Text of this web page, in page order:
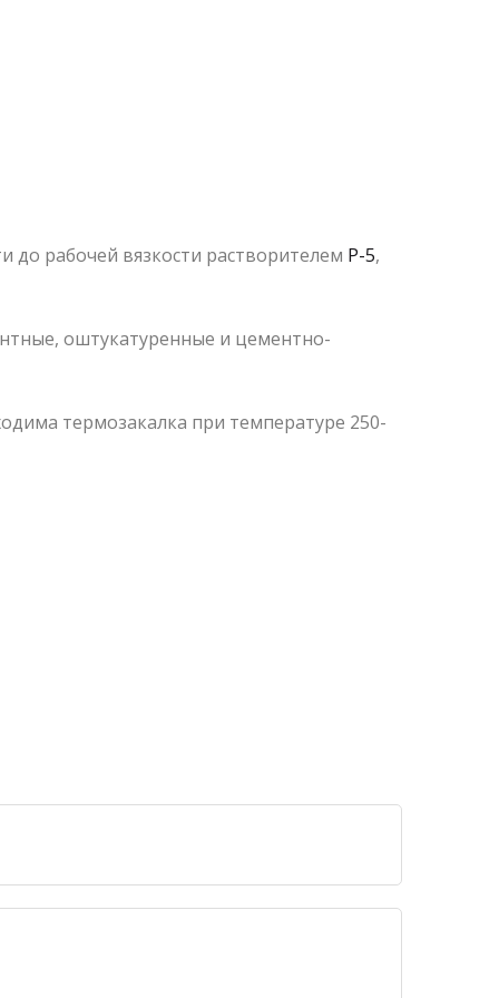
рабочей вязкости растворителем Р-5,
оштукатуренные и цементно-
термозакалка при температуре 250-